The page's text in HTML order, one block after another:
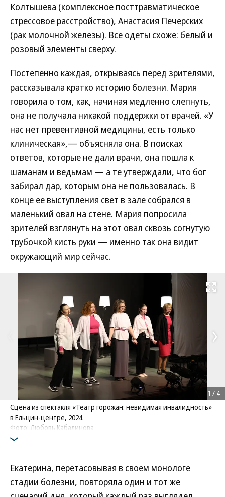
Колтышева (комплексное посттравматическое
стрессовое расстройство), Анастасия Печерских
(рак молочной железы). Все одеты схоже: белый и
розовый элементы сверху.
Постепенно каждая, открываясь перед зрителями,
рассказывала кратко историю болезни. Мария
говорила о том, как, начиная медленно слепнуть,
она не получала никакой поддержки от врачей. «У
нас нет превентивной медицины, есть только
клиническая»,— объясняла она. В поисках
ответов, которые не дали врачи, она пошла к
шаманам и ведьмам — а те утверждали, что бог
забирал дар, которым она не пользовалась. В
конце ее выступления свет в зале собрался в
маленький овал на стене. Мария попросила
зрителей взглянуть на этот овал сквозь согнутую
трубочкой кисть руки — именно так она видит
окружающий мир сейчас.
Развернуть
Сцена из спектакля «Театр горожан: невидимая инвалидность»
в Ельцин-центре, 2024
Фото: Любовь Кабалинова
1 / 4
Екатерина, перетасовывая в своем монологе
стадии болезни, повторяла один и тот же